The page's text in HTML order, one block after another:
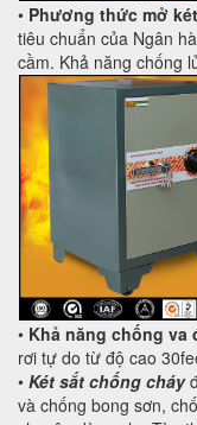
• Phương thức mở
tiêu chuẩn của Ngân
cầm. Khả năng chống
• Khả năng chống va
rơi tự do từ độ cao
• Két sắt chống cháy
và chống bong sơn,